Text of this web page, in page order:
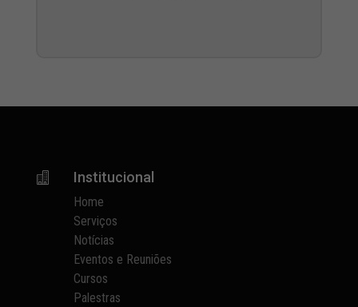
 Institucional
Home
Serviços
Notícias
Eventos e Reuniões
Cursos
Palestras